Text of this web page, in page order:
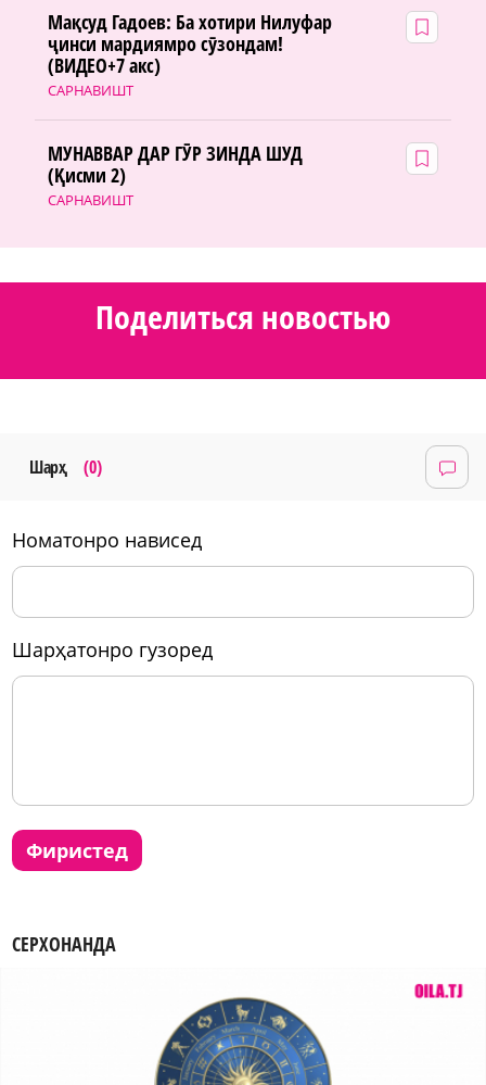
САРНАВИШТ
Мақсуд Гадоев: Ба хотири Нилуфар
ҷинси мардиямро сӯзондам!
(ВИДЕО+7 акс)
САРНАВИШТ
МУНАВВАР ДАР ГӮР ЗИНДА ШУД
(Қисми 2)
Поделиться новостью
Шарҳ (0)
номатонро нависед
шарҳатонро гузоред
фиристед
СЕРХОНАНДА